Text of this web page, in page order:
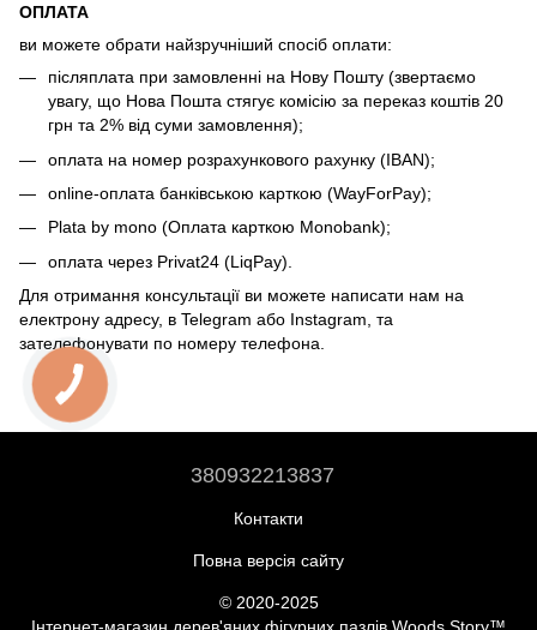
ОПЛАТА
ви можете обрати найзручніший спосіб оплати:
післяплата при замовленні на Нову Пошту (звертаємо
увагу, що Нова Пошта стягує комісію за переказ коштів 20
грн та 2% від суми замовлення);
оплата на номер розрахункового рахунку (IBAN);
online-оплата банківською карткою (WayForPay);
Plata by mono (Оплата карткою Monobank);
оплата через Privat24 (LiqPay).
Для отримання консультації ви можете написати нам на
електрону адресу, в Telegram або Instagram, та
зателефонувати по номеру телефона.
380932213837
Контакти
Повна версія сайту
© 2020-2025